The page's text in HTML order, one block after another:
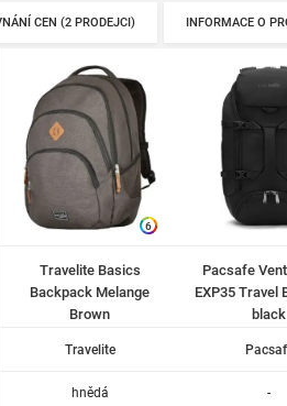
CEN (2 PRODEJCI) INFORMACE O
6
Travelite Basics
Backpack Melange
Brown
Travelite
hnědá
Pacsafe
EXP35 Travel
black
-